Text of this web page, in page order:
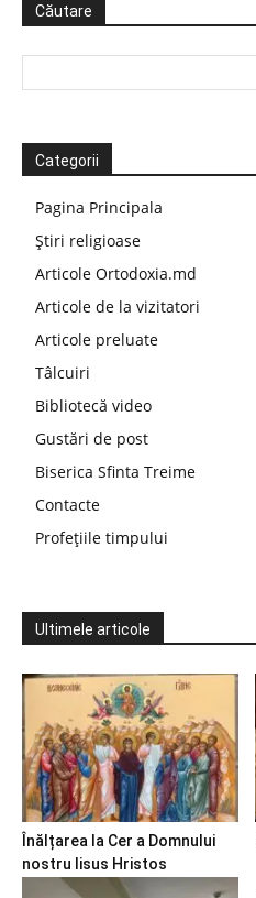
Căutare
Categorii
Pagina Principala
Știri religioase
Articole Ortodoxia.md
Articole de la vizitatori
Articole preluate
Tâlcuiri
Bibliotecă video
Gustări de post
Biserica Sfinta Treime
Contacte
Profețiile timpului
Ultimele articole
Înălțarea la Cer a Domnului
nostru Iisus Hristos